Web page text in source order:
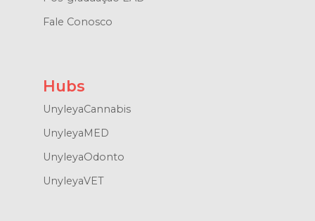
Fale Conosco
Hubs
UnyleyaCannabis
UnyleyaMED
UnyleyaOdonto
UnyleyaVET